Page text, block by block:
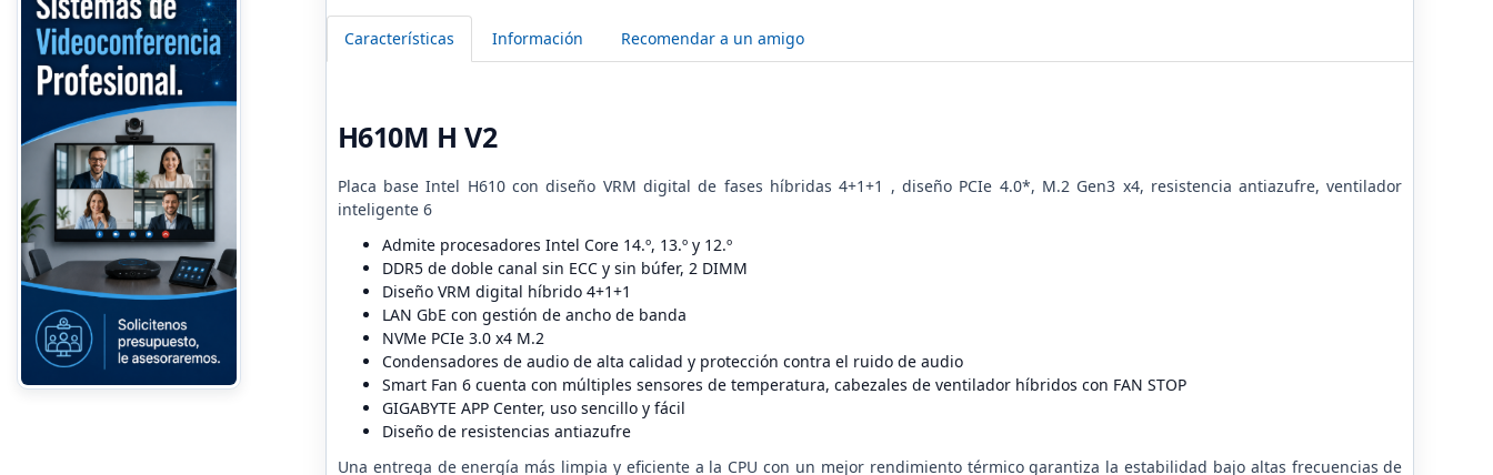
Características Información Recomendar a un amigo
H610M H V2
Placa base Intel H610 con diseño VRM digital de fases híbridas 4+1+1 , diseño PCIe 4.0*, M.2 Gen3 x4, resistencia antiazufre, ventilador
inteligente 6
Admite procesadores Intel Core 14.º, 13.º y 12.º
DDR5 de doble canal sin ECC y sin búfer, 2 DIMM
Diseño VRM digital híbrido 4+1+1
LAN GbE con gestión de ancho de banda
NVMe PCIe 3.0 x4 M.2
Condensadores de audio de alta calidad y protección contra el ruido de audio
Smart Fan 6 cuenta con múltiples sensores de temperatura, cabezales de ventilador híbridos con FAN STOP
GIGABYTE APP Center, uso sencillo y fácil
Diseño de resistencias antiazufre
Una entrega de energía más limpia y eficiente a la CPU con un mejor rendimiento térmico garantiza la estabilidad bajo altas frecuencias de